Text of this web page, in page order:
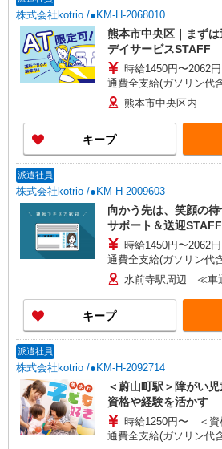
株式会社kotrio /●KM-H-2068010
熊本市中央区｜まず
デイサービスSTAFF
時給1450円〜2062
通費全支給(ガソリン代
熊本市中央区内
キープ
派遣社員
株式会社kotrio /●KM-H-2009603
向かう先は、笑顔の
サポート＆送迎STAFF
時給1450円〜2062
通費全支給(ガソリン代
水前寺駅周辺 ≪車
キープ
派遣社員
株式会社kotrio /●KM-H-2092714
＜蔚山町駅＞障がい
資格や経験を活かす
時給1250円〜 ＜資
通費全支給(ガソリン代